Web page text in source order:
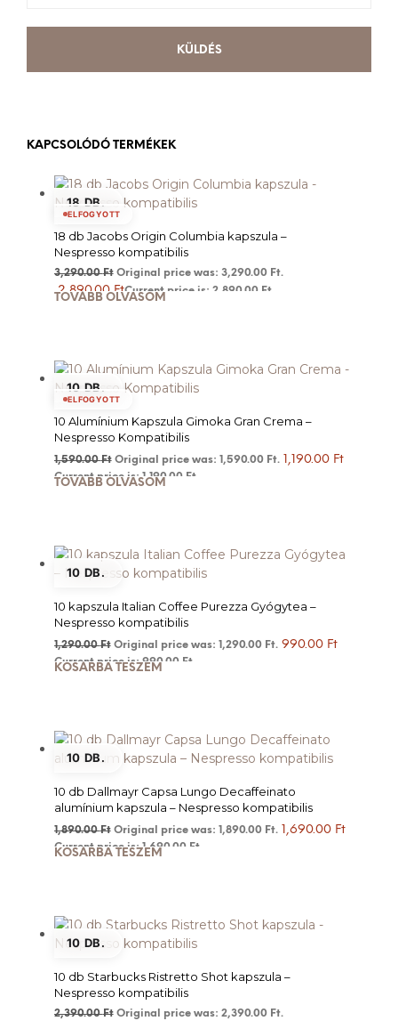
KAPCSOLÓDÓ TERMÉKEK
18 DB.
ELFOGYOTT
18 db Jacobs Origin Columbia kapszula –
Nespresso kompatibilis
3,290.00Ft Original price was: 3,290.00 Ft.
2,890.00FtCurrent price is: 2,890.00 Ft.
TOVÁBB OLVASOM
10 DB.
ELFOGYOTT
10 Alumínium Kapszula Gimoka Gran Crema –
Nespresso Kompatibilis
1,590.00Ft Original price was: 1,590.00 Ft. 1,190.00 Ft
Current price is: 1,190.00 Ft.
TOVÁBB OLVASOM
10 DB.
10 kapszula Italian Coffee Purezza Gyógytea –
Nespresso kompatibilis
1,290.00Ft Original price was: 1,290.00 Ft. 990.00 Ft
Current price is: 990.00 Ft.
KOSÁRBA TESZEM
10 DB.
10 db Dallmayr Capsa Lungo Decaffeinato
alumínium kapszula – Nespresso kompatibilis
1,890.00Ft Original price was: 1,890.00 Ft. 1,690.00 Ft
Current price is: 1,690.00 Ft.
KOSÁRBA TESZEM
10 DB.
10 db Starbucks Ristretto Shot kapszula –
Nespresso kompatibilis
2,390.00Ft Original price was: 2,390.00 Ft.